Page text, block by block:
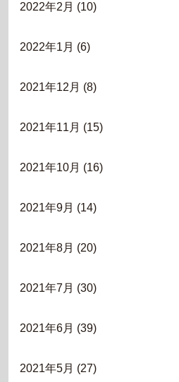
2022年2月 (10)
2022年1月 (6)
2021年12月 (8)
2021年11月 (15)
2021年10月 (16)
2021年9月 (14)
2021年8月 (20)
2021年7月 (30)
2021年6月 (39)
2021年5月 (27)